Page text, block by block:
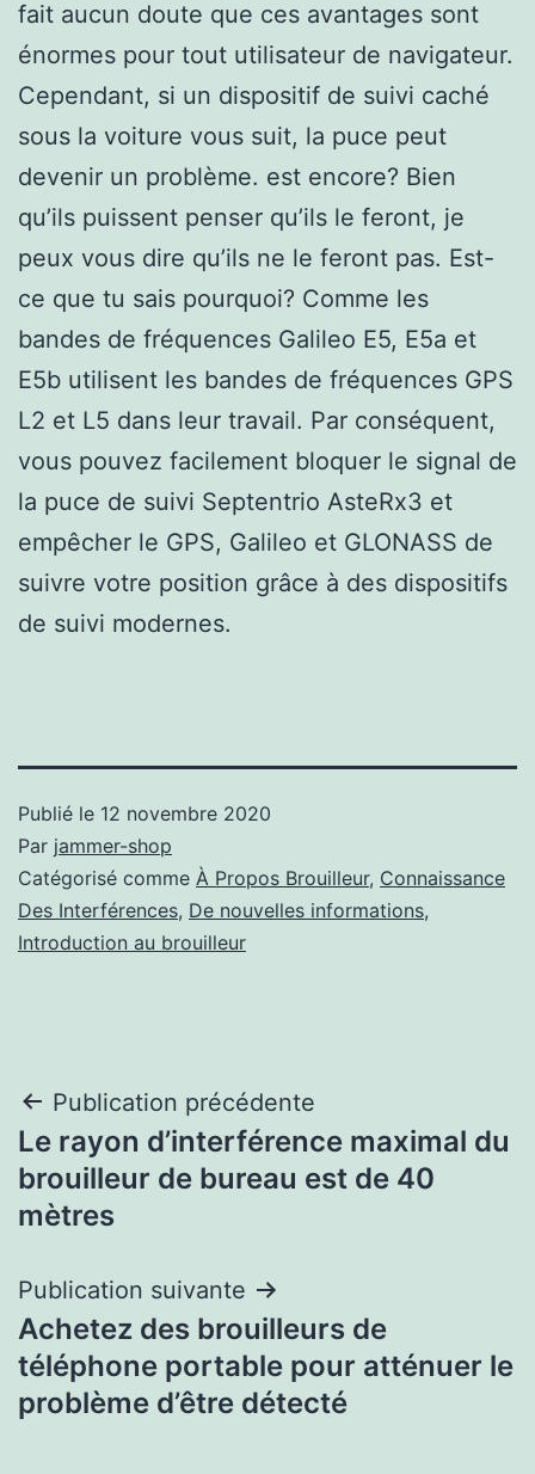
fait aucun doute que ces avantages sont
énormes pour tout utilisateur de navigateur.
Cependant, si un dispositif de suivi caché
sous la voiture vous suit, la puce peut
devenir un problème. est encore? Bien
qu’ils puissent penser qu’ils le feront, je
peux vous dire qu’ils ne le feront pas. Est-
ce que tu sais pourquoi? Comme les
bandes de fréquences Galileo E5, E5a et
E5b utilisent les bandes de fréquences GPS
L2 et L5 dans leur travail. Par conséquent,
vous pouvez facilement bloquer le signal de
la puce de suivi Septentrio AsteRx3 et
empêcher le GPS, Galileo et GLONASS de
suivre votre position grâce à des dispositifs
de suivi modernes.
Publié le 12 novembre 2020
Par jammer-shop
Catégorisé comme À Propos Brouilleur, Connaissance
Des Interférences, De nouvelles informations,
Introduction au brouilleur
Navigation
de
l’article
Publication précédente
Le rayon d’interférence maximal du
brouilleur de bureau est de 40
mètres
Publication suivante
Achetez des brouilleurs de
téléphone portable pour atténuer le
problème d’être détecté